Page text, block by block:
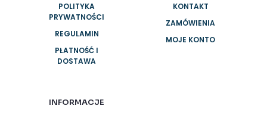
POLITYKA
PRYWATNOŚCI
REGULAMIN
PŁATNOŚĆ I
DOSTAWA
KONTAKT
ZAMÓWIENIA
MOJE KONTO
INFORMACJE